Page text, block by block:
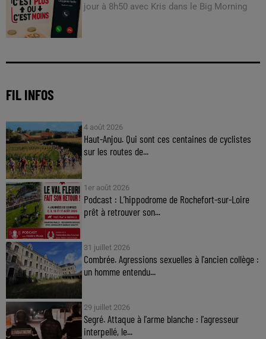
jour à 8h50 avec Kris dans le Big Morning
FIL INFOS
4 août 2026
Haut-Anjou. Qui sont ces centaines de cyclistes
sur les routes de...
1er août 2026
Podcast : L’hippodrome de Rochefort-sur-Loire
prêt à retrouver son...
31 juillet 2026
Combrée. Agressions sexuelles à l'ancien collège :
un homme entendu...
29 juillet 2026
Segré. Attaque à l'arme blanche : l'agresseur
interpellé, le...